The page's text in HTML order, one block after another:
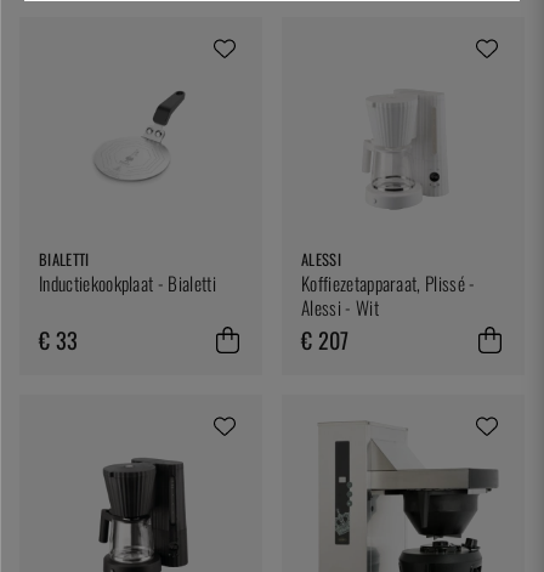
BIALETTI
Inductiekookplaat - Bialetti
€ 33
ALESSI
Koffiezetapparaat, Plissé -
Alessi - Wit
€ 207